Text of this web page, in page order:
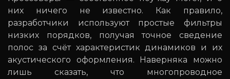
них ничего не известно. Как правило,
разработчики используют простые фильтры
низких порядков, получая точное сведение
полос за счёт характеристик динамиков и их
акустического оформления. Наверняка можно
лишь сказать, что многопроводное